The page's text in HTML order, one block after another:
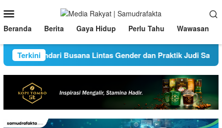
ke
kontenMobile
Beranda Berita Gaya Hidup Perlu Tahu Wawasan
TerkiniBusana Lintas Gender dan Praktik Judi Saat